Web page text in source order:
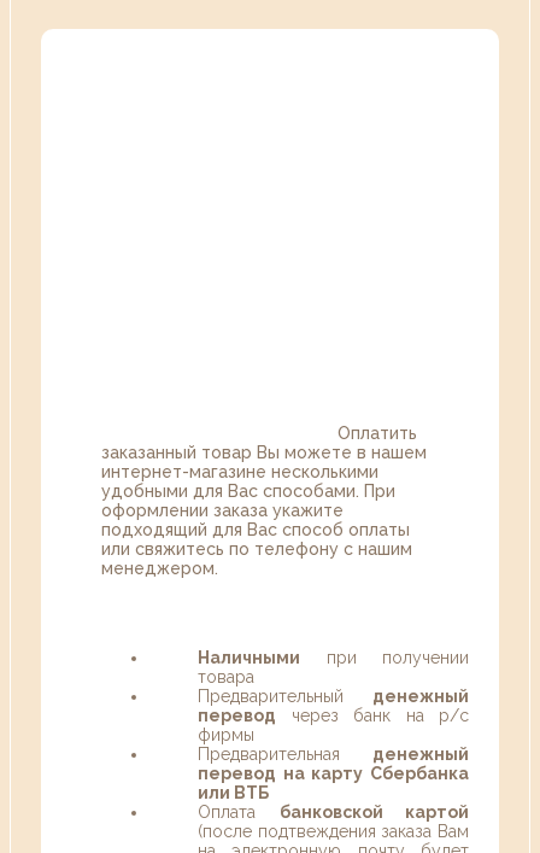
Оплатить
заказанный товар Вы можете в нашем
интернет-магазине несколькими
удобными для Вас способами. При
оформлении заказа укажите
подходящий для Вас способ оплаты
или свяжитесь по телефону с нашим
менеджером.
Наличными при получении
товара
Предварительный денежный
перевод через банк на р/с
фирмы
Предварительная денежный
перевод на карту Сбербанка
или ВТБ
Оплата банковской картой
(после подтвеждения заказа Вам